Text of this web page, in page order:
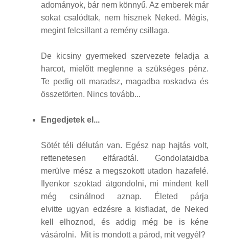
adományok, bár nem könnyű. Az emberek már
sokat csalódtak, nem hisznek Neked. Mégis,
megint felcsillant a remény csillaga.
De kicsiny gyermeked szervezete feladja a
harcot, mielőtt meglenne a szükséges pénz.
Te pedig ott maradsz, magadba roskadva és
összetörten. Nincs tovább...
Engedjetek el...
Sötét téli délután van. Egész nap hajtás volt,
rettenetesen elfáradtál. Gondolataidba
merülve mész a megszokott utadon hazafelé.
Ilyenkor szoktad átgondolni, mi mindent kell
még csinálnod aznap. Életed párja
elvitte ugyan edzésre a kisfiadat, de Neked
kell elhoznod, és addig még be is kéne
vásárolni. Mit is mondott a párod, mit vegyél?